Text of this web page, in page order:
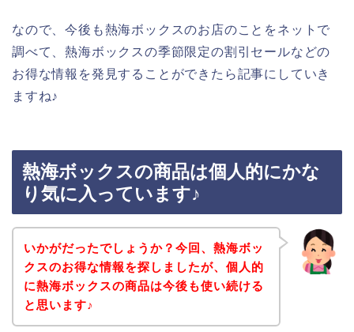
なので、今後も熱海ボックスのお店のことをネットで
調べて、熱海ボックスの季節限定の割引セールなどの
お得な情報を発見することができたら記事にしていき
ますね♪
熱海ボックスの商品は個人的にかな
り気に入っています♪
いかがだったでしょうか？今回、熱海ボッ
クスのお得な情報を探しましたが、個人的
に熱海ボックスの商品は今後も使い続ける
と思います♪